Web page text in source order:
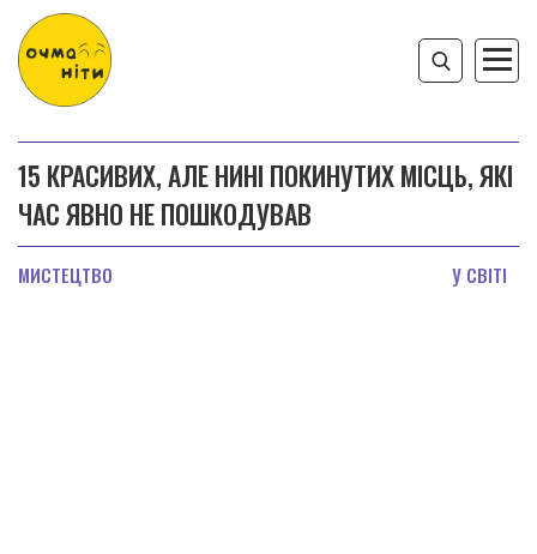
15 КРАСИВИХ, АЛЕ НИНІ ПОКИНУТИХ МІСЦЬ, ЯКІ
ЧАС ЯВНО НЕ ПОШКОДУВАВ
МИСТЕЦТВО У СВІТІ